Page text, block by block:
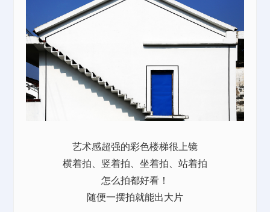
艺术感超强的彩色楼梯很上镜
横着拍、竖着拍、坐着拍、站着拍
怎么拍都好看！
随便一摆拍就能出大片